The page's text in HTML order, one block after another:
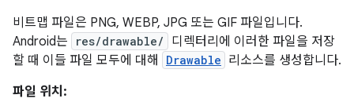
비트맵 파일은 PNG, WEBP, JPG 또는 GIF 파일입니다.
Android는
res/drawable/
디렉터리에 이러한 파일을 저장
할 때 이들 파일 모두에 대해
Drawable 리소스를 생성합니다.
파일 위치: